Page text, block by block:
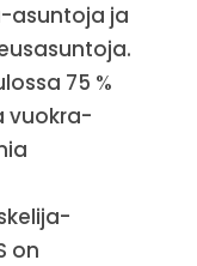
asuntoja ja
75 %
vuokra-
on